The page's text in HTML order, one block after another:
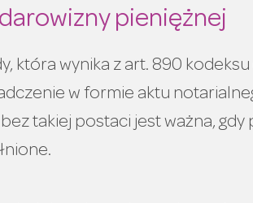
pieniężnej
która wynika z art. 890
w formie aktu
takiej postaci jest ważna,